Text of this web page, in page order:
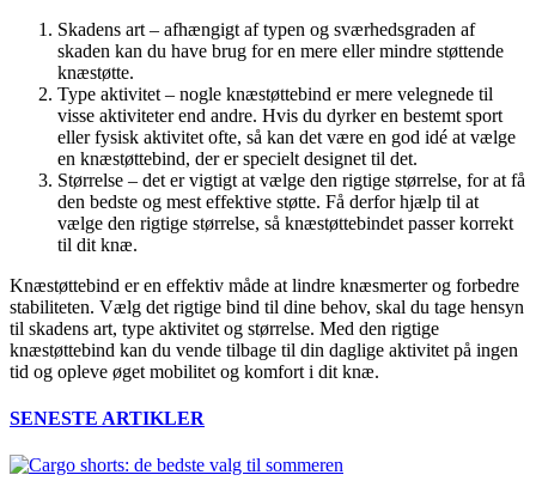
Skadens art – afhængigt af typen og sværhedsgraden af
skaden kan du have brug for en mere eller mindre støttende
knæstøtte.
Type aktivitet – nogle knæstøttebind er mere velegnede til
visse aktiviteter end andre. Hvis du dyrker en bestemt sport
eller fysisk aktivitet ofte, så kan det være en god idé at vælge
en knæstøttebind, der er specielt designet til det.
Størrelse – det er vigtigt at vælge den rigtige størrelse, for at få
den bedste og mest effektive støtte. Få derfor hjælp til at
vælge den rigtige størrelse, så knæstøttebindet passer korrekt
til dit knæ.
Knæstøttebind er en effektiv måde at lindre knæsmerter og forbedre
stabiliteten. Vælg det rigtige bind til dine behov, skal du tage hensyn
til skadens art, type aktivitet og størrelse. Med den rigtige
knæstøttebind kan du vende tilbage til din daglige aktivitet på ingen
tid og opleve øget mobilitet og komfort i dit knæ.
SENESTE ARTIKLER